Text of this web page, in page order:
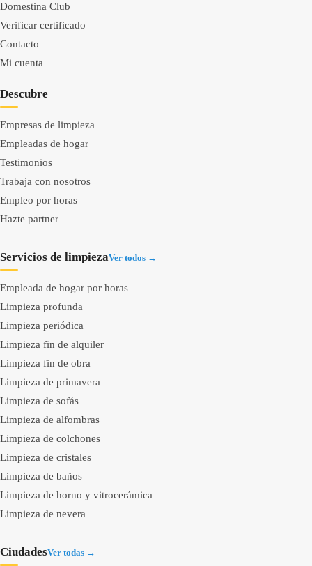
Domestina Club
Verificar certificado
Contacto
Mi cuenta
Descubre
Empresas de limpieza
Empleadas de hogar
Testimonios
Trabaja con nosotros
Empleo por horas
Hazte partner
Servicios de limpiezaVer todos →
Empleada de hogar por horas
Limpieza profunda
Limpieza periódica
Limpieza fin de alquiler
Limpieza fin de obra
Limpieza de primavera
Limpieza de sofás
Limpieza de alfombras
Limpieza de colchones
Limpieza de cristales
Limpieza de baños
Limpieza de horno y vitrocerámica
Limpieza de nevera
CiudadesVer todas →